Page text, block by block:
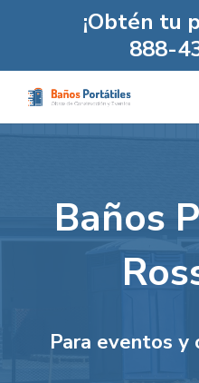
¡Obtén tu
888-
Baños
Para eventos y